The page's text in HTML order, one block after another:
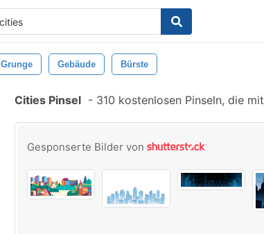
Grunge Gebäude Bürste
Cities Pinsel - 310 kostenlosen Pinseln, die mit
Gesponserte Bilder von